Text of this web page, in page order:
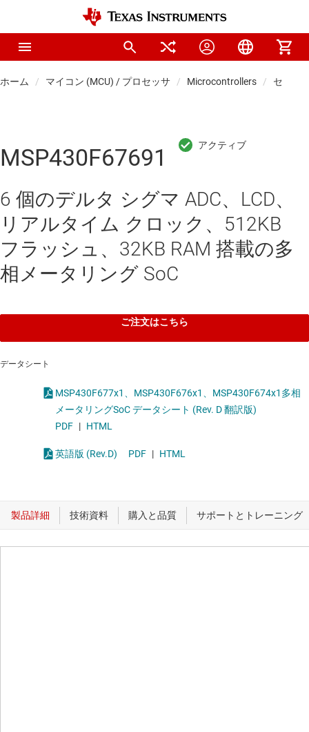
ホーム マイコン (MCU) / プロセッサ Microcontrollers センシ
MSP430F67691
6 個のデルタ シグマ ADC、LCD、
リアルタイム クロック、512KB
フラッシュ、32KB RAM 搭載の多
相メータリング SoC
ご注文はこちら
データシート
MSP430F677x1、MSP430F676x1、MSP430F674x1多相
メータリングSoC データシート (Rev. D 翻訳版)
PDF | HTML
英語版 (Rev.D) PDF | HTML